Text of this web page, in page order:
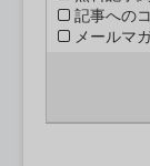
記事への
メールマ